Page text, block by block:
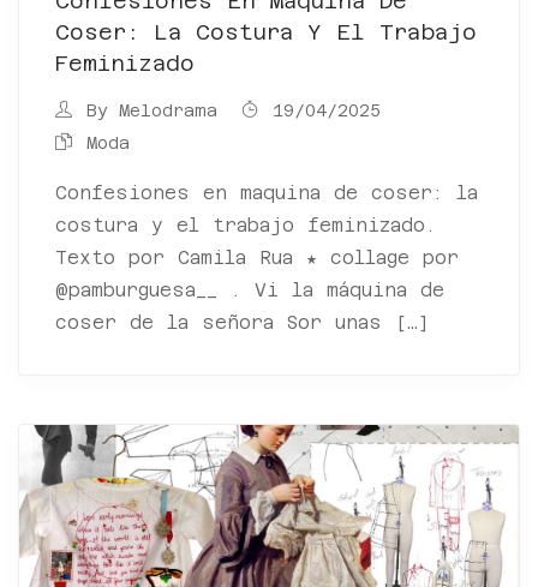
Coser: La Costura Y El Trabajo
Feminizado
By Melodrama
19/04/2025
Moda
Confesiones en maquina de coser: la
costura y el trabajo feminizado.
Texto por Camila Rua ★ collage por
@pamburguesa__ . Vi la máquina de
coser de la señora Sor unas […]